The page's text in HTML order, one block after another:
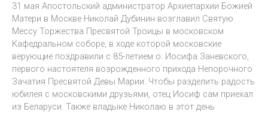
31 мая Апостольский администратор Архиепархии Божией
Матери в Москве Николай Дубинин возглавил Святую
Мессу Торжества Пресвятой Троицы в московском
Кафедральном соборе, в ходе которой московские
верующие поздравили с 85-летием о. Иосифа Заневского,
первого настоятеля возрожденного прихода Непорочного
Зачатия Пресвятой Девы Марии. Чтобы разделить радость
юбилея с московскими друзьями, отец Иосиф сам приехал
из Беларуси. Также владыке Николаю в этот день